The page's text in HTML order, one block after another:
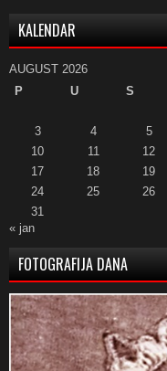
KALENDAR
AUGUST 2026
P
U S
3
4 5
10
11 12
17
18 19
24
25 26
31
« jan
FOTOGRAFIJA DANA